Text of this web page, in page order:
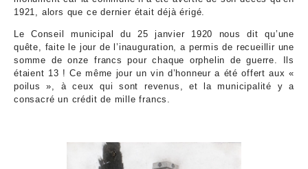
1921, alors que ce dernier était déjà érigé.
Le Conseil municipal du 25 janvier 1920 nous dit qu’une
quête, faite le jour de l’inauguration, a permis de recueillir une
somme de onze francs pour chaque orphelin de guerre. Ils
étaient 13 ! Ce même jour un vin d’honneur a été offert aux «
poilus », à ceux qui sont revenus, et la municipalité y a
consacré un crédit de mille francs.